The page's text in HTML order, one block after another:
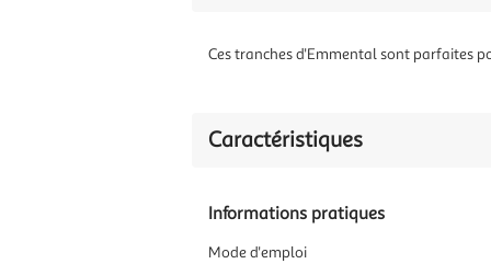
Ces tranches d'Emmental sont parfaites
Caractéristiques
Informations pratiques
Mode d'emploi